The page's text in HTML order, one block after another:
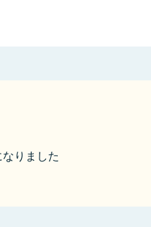
りました